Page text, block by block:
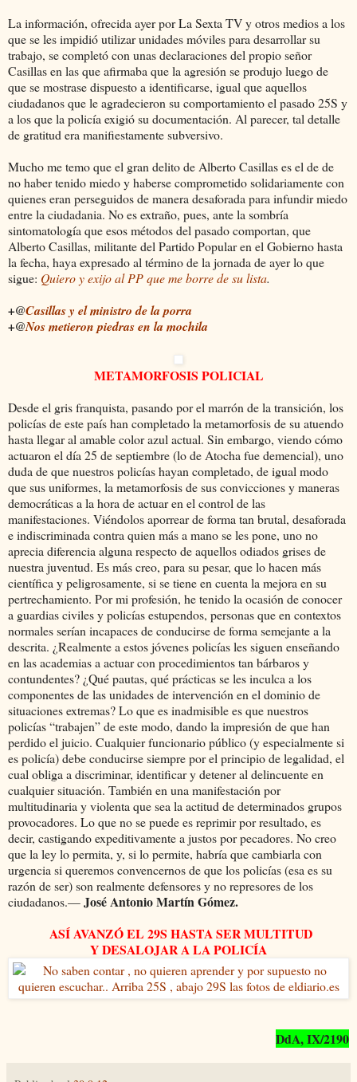
La información, ofrecida ayer por La Sexta TV y otros medios a los
que se les impidió utilizar unidades móviles para desarrollar su
trabajo, se completó con unas declaraciones del propio señor
Casillas en las que afirmaba que la agresión se produjo luego de
que se mostrase dispuesto a identificarse, igual que aquellos
ciudadanos que le agradecieron su comportamiento el pasado 25S y
a los que la policía exigió su documentación. Al parecer, tal detalle
de gratitud era manifiestamente subversivo.
Mucho me temo que el gran delito de Alberto Casillas es el de de
no haber tenido miedo y haberse comprometido solidariamente con
quienes eran perseguidos de manera desaforada para infundir miedo
entre la ciudadania. No es extraño, pues, ante la sombría
sintomatología que esos métodos del pasado comportan, que
Alberto Casillas, militante del Partido Popular en el Gobierno hasta
la fecha, haya expresado al término de la jornada de ayer lo que
sigue: Quiero y exijo al PP que me borre de su lista.
+@Casillas y el ministro de la porra
+@Nos metieron piedras en la mochila
METAMORFOSIS POLICIAL
Desde el gris franquista, pasando por el marrón de la transición, los
policías de este país han completado la metamorfosis de su atuendo
hasta llegar al amable color azul actual. Sin embargo, viendo cómo
actuaron el día 25 de septiembre (lo de Atocha fue demencial), uno
duda de que nuestros policías hayan completado, de igual modo
que sus uniformes, la metamorfosis de sus convicciones y maneras
democráticas a la hora de actuar en el control de las
manifestaciones. Viéndolos aporrear de forma tan brutal, desaforada
e indiscriminada contra quien más a mano se les pone, uno no
aprecia diferencia alguna respecto de aquellos odiados grises de
nuestra juventud. Es más creo, para su pesar, que lo hacen más
científica y peligrosamente, si se tiene en cuenta la mejora en su
pertrechamiento. Por mi profesión, he tenido la ocasión de conocer
a guardias civiles y policías estupendos, personas que en contextos
normales serían incapaces de conducirse de forma semejante a la
descrita. ¿Realmente a estos jóvenes policías les siguen enseñando
en las academias a actuar con procedimientos tan bárbaros y
contundentes? ¿Qué pautas, qué prácticas se les inculca a los
componentes de las unidades de intervención en el dominio de
situaciones extremas? Lo que es inadmisible es que nuestros
policías “trabajen” de este modo, dando la impresión de que han
perdido el juicio. Cualquier funcionario público (y especialmente si
es policía) debe conducirse siempre por el principio de legalidad, el
cual obliga a discriminar, identificar y detener al delincuente en
cualquier situación. También en una manifestación por
multitudinaria y violenta que sea la actitud de determinados grupos
provocadores. Lo que no se puede es reprimir por resultado, es
decir, castigando expeditivamente a justos por pecadores. No creo
que la ley lo permita, y, si lo permite, habría que cambiarla con
urgencia si queremos convencernos de que los policías (esa es su
razón de ser) son realmente defensores y no represores de los
ciudadanos.—José Antonio Martín Gómez.
ASÍ AVANZÓ EL 29S HASTA SER MULTITUD
Y DESALOJAR A LA POLICÍA
DdA, IX/2190